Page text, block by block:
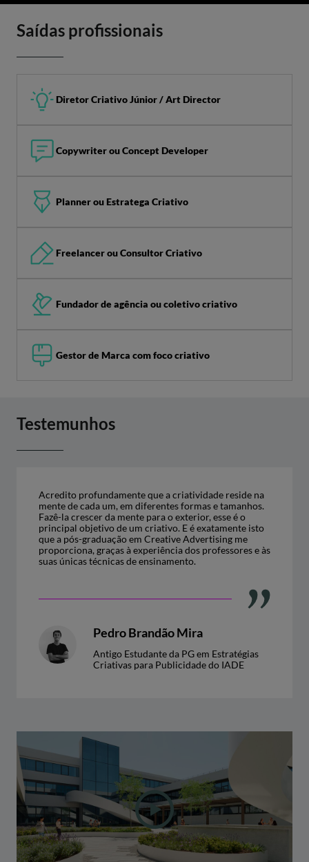
Saídas profissionais
Diretor Criativo Júnior / Art Director
Copywriter ou Concept Developer
Planner ou Estratega Criativo
Freelancer ou Consultor Criativo
Fundador de agência ou coletivo criativo
Gestor de Marca com foco criativo
Testemunhos
Acredito profundamente que a criatividade reside na
mente de cada um, em diferentes formas e tamanhos.
Fazê-la crescer da mente para o exterior, esse é o
principal objetivo de um criativo. E é exatamente isto
que a pós-graduação em Creative Advertising me
proporciona, graças à experiência dos professores e às
suas únicas técnicas de ensinamento.
Pedro Brandão Mira
Antigo Estudante da PG em Estratégias
Criativas para Publicidade do IADE